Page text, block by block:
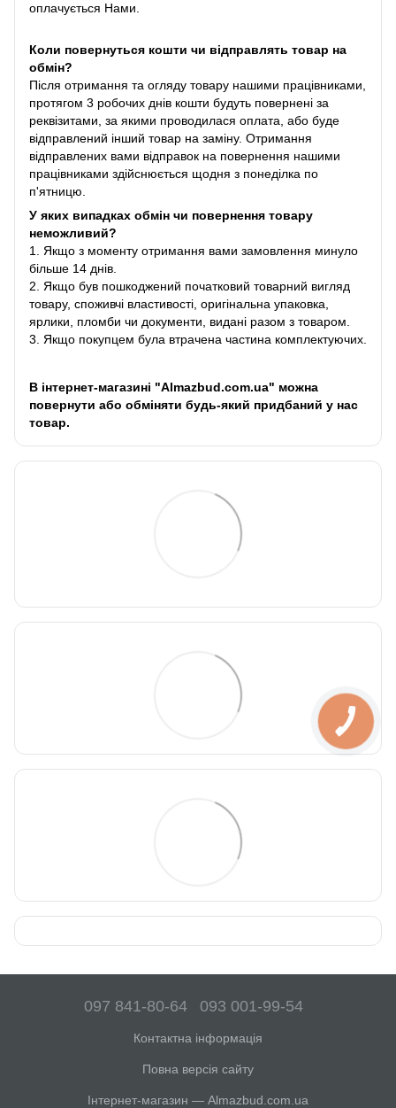
оплачується Нами.
Коли повернуться кошти чи відправлять товар на
обмін?
Після отримання та огляду товару нашими працівниками,
протягом 3 робочих днів кошти будуть повернені за
реквізитами, за якими проводилася оплата, або буде
відправлений інший товар на заміну. Отримання
відправлених вами відправок на повернення нашими
працівниками здійснюється щодня з понеділка по
п'ятницю.
У яких випадках обмін чи повернення товару
неможливий?
1. Якщо з моменту отримання вами замовлення минуло
більше 14 днів.
2. Якщо був пошкоджений початковий товарний вигляд
товару, споживчі властивості, оригінальна упаковка,
ярлики, пломби чи документи, видані разом з товаром.
3. Якщо покупцем була втрачена частина комплектуючих.
В інтернет-магазині "Almazbud.com.ua" можна
повернути або обміняти будь-який придбаний у нас
товар.
097 841-80-64 093 001-99-54
Контактна інформація
Повна версія сайту
Інтернет-магазин — Almazbud.com.ua